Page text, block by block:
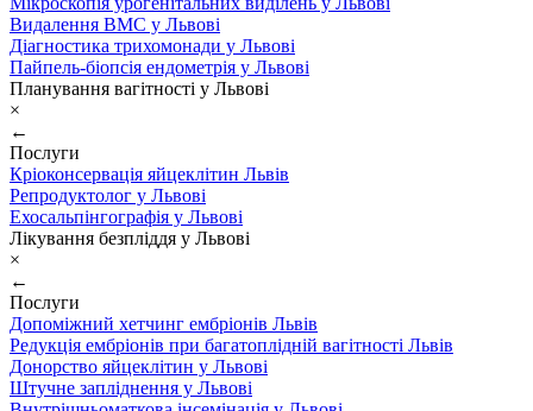
Видалення ВМС у Львові
Діагностика трихомонади у Львові
Пайпель-біопсія ендометрія у Львові
Планування вагітності у Львові
×
←
Послуги
Кріоконсервація яйцеклітин Львів
Репродуктолог у Львові
Ехосальпінгографія у Львові
Лікування безпліддя у Львові
×
←
Послуги
Допоміжний хетчинг ембріонів Львів
Редукція ембріонів при багатоплідній вагітності Львів
Донорство яйцеклітин у Львові
Штучне запліднення у Львові